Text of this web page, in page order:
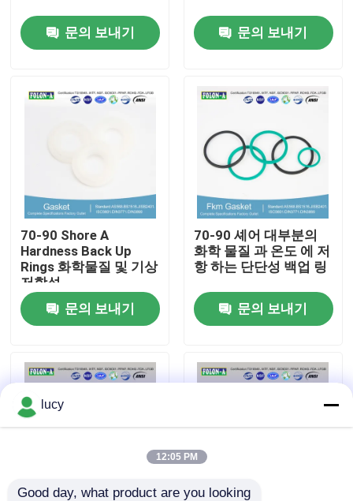
홈
제품 소개
회사 소개
공장 투어
품질 관리
충돌 O링
문의 보내기 문의 보내기
70-90 Shore A
Hardness Back Up
Rings 화학물질 및 기상
저항성
문의 보내기
70-90 셰어 대부분의
화학 물질 과 온도 에 저
항 하는 단단성 백업 링
문의 보내기
lucy
12:05 PM
Good day, what product are you looking